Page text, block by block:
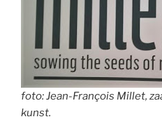
foto: Jean-François Millet,
kunst.